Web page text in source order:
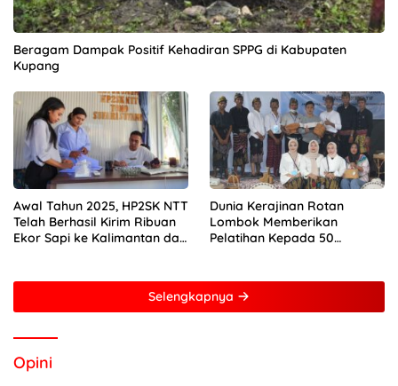
Beragam Dampak Positif Kehadiran SPPG di Kabupaten
Kupang
Awal Tahun 2025, HP2SK NTT
Telah Berhasil Kirim Ribuan
Ekor Sapi ke Kalimantan dan
Dunia Kerajinan Rotan
Lombok Memberikan
Pelatihan Kepada 50
Young Frenuer 2024
Selengkapnya
Opini